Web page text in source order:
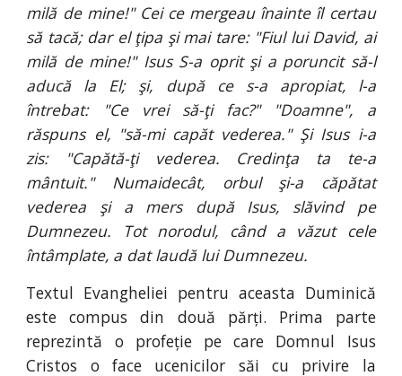
milă de mine!" Cei ce mergeau înainte îl certau
să tacă; dar el ţipa şi mai tare: "Fiul lui David, ai
milă de mine!" Isus S-a oprit şi a poruncit să-l
aducă la El; şi, după ce s-a apropiat, l-a
întrebat: "Ce vrei să-ţi fac?" "Doamne", a
răspuns el, "să-mi capăt vederea." Şi Isus i-a
zis: "Capătă-ţi vederea. Credinţa ta te-a
mântuit." Numaidecât, orbul şi-a căpătat
vederea şi a mers după Isus, slăvind pe
Dumnezeu. Tot norodul, când a văzut cele
întâmplate, a dat laudă lui Dumnezeu.
Textul Evangheliei pentru aceasta Duminică
este compus din două părți. Prima parte
reprezintă o profeție pe care Domnul Isus
Cristos o face ucenicilor săi cu privire la